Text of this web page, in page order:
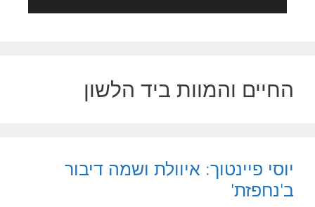
החיים והמוות ביד הלשון
יוסי פיינטוך: איוולת ושמה דיבור
ב'נחפזת'